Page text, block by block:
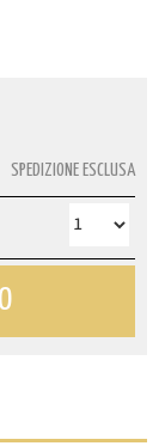
SPEDIZIONE ESCLUSA